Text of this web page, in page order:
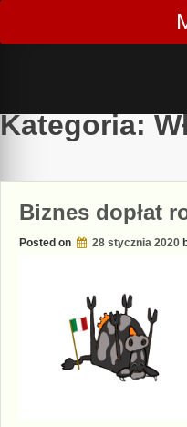
Skip
content
Kategoria:
Biznes dopłat
Posted on 28 stycznia 2020